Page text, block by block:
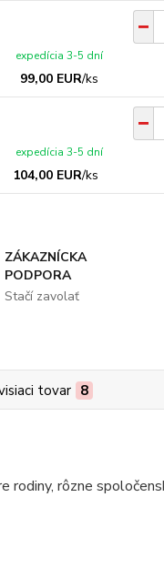
99,00 EUR/ks
expedícia 3-5 dní
104,00 EUR/ks
expedícia 3-5 dní
ZÁKAZNÍCKA
PODPORA
Stačí zavolať
tovar 8
rodiny, rôzne